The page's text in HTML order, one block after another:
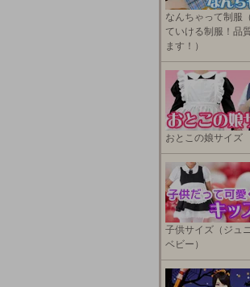
なんちゃって制服
ていける制服！品
ます！）
おとこの娘サイズ
子供サイズ（ジュ
ベビー）